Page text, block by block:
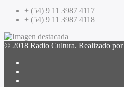
+ (54) 9 11 3987 4117
+ (54) 9 11 3987 4118
© 2018 Radio Cultura. Realizado por